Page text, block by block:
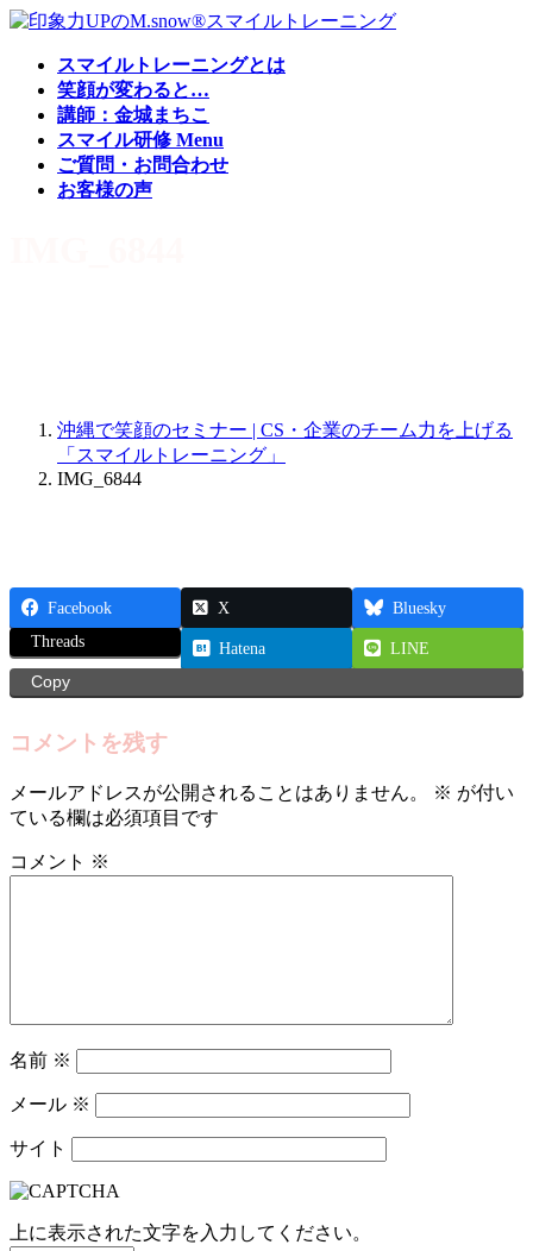
コ
ナ
スマイルトレーニングとは
笑顔が変わると…
講師：金城まちこ
スマイル研修 Menu
ご質問・お問合わせ
お客様の声
沖縄で笑顔のセミナー | CS・企業のチーム力を上げる
「スマイルトレーニング」
IMG_6844
Facebook X
Bluesky
Threads
Hatena
LINE
Copy
コメントを残す
メールアドレスが公開されることはありません。 ※ が付い
ている欄は必須項目です
コメント ※
名前 ※
メール ※
サイト
上に表示された文字を入力してください。